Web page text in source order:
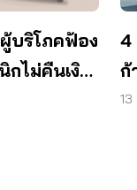
บริโภคฟ้อง
กไม่คืนเงิน
ยได้เงิน
4
ก้